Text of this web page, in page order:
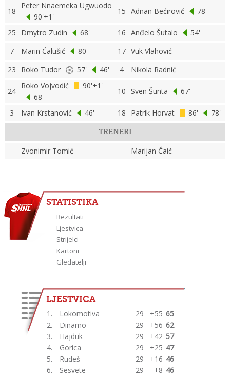
18
Peter Nnaemeka Ugwuodo
90'+1'
15 Adnan Bećirović 78'
25 Dmytro Zudin 68' 16 Anđelo Šutalo
54'
7
Marin Ćalušić 80' 17 Vuk Vlahović
23
Roko Tudor 57' 46' 4 Nikola Radnić
24
Roko Vojvodić
90'+1'
68'
10 Sven Šunta 67'
3 Ivan Krstanović 46' 18 Patrik Horvat 86' 78'
TRENERI
Zvonimir Tomić Marijan Čaić
STATISTIKA
Rezultati
Ljestvica
Strijelci
Kartoni
Gledatelji
LJESTVICA
1. Lokomotiva 29 +55 65
2.
Dinamo 29 +56 62
3.
Hajduk 29 +42 57
4.
Gorica 29 +25 47
5.
Rudeš 29 +16 46
6.
Sesvete 29 +8 46